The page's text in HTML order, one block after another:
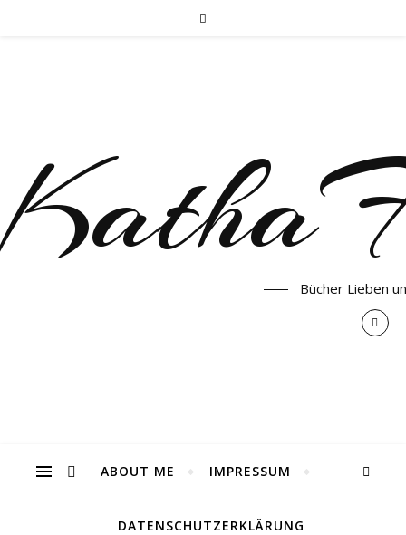
Bücher Lieben
ABOUT ME IMPRESSUM
DATENSCHUTZERKLÄRUNG